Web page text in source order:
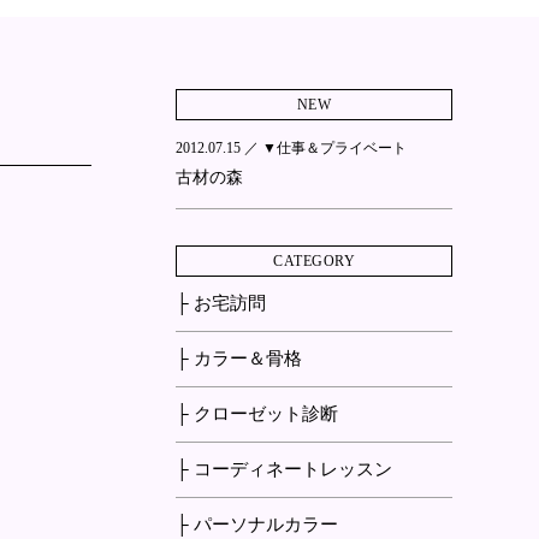
NEW
2012.07.15 ／ ▼仕事＆プライベート
古材の森
CATEGORY
├ お宅訪問
├ カラー＆骨格
├ クローゼット診断
├ コーディネートレッスン
├ パーソナルカラー